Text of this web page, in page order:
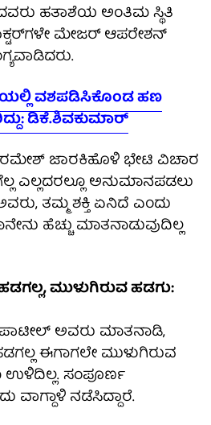
ಹತಾಶೆಯ ಅಂತಿಮ ಸ್ಥಿತಿ
ಮೇಜರ್ ಆಪರೇಶನ್
ವಶಪಡಿಸಿಕೊಂಡ ಹಣ
ಡಿಕೆ.ಶಿವಕುಮಾರ್
ಜಾರಕಿಹೊಳಿ ಭೇಟಿ ವಿಚಾರ
ಎಲ್ಲದರಲ್ಲೂ ಅನುಮಾನಪಡಲು
ತಮ್ಮ ಶಕ್ತಿ ಏನಿದೆ ಎಂದು
ಹೆಚ್ಚು ಮಾತನಾಡುವುದಿಲ್ಲ
ಮುಳುಗಿರುವ ಹಡಗು:
ಅವರು ಮಾತನಾಡಿ,
ಈಗಾಗಲೇ ಮುಳುಗಿರುವ
ಉಳಿದಿಲ್ಲ. ಸಂಪೂರ್ಣ
ವಾಗ್ದಾಳಿ ನಡೆಸಿದ್ದಾರೆ.